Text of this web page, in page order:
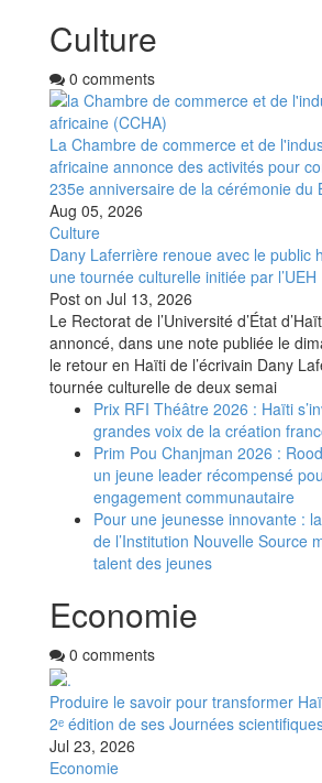
Culture
0 comments
La Chambre de commerce et de
africaine annonce des activités pour
235e anniversaire de la cérémonie du
Aug 05, 2026
Culture
Dany Laferrière renoue avec le public
une tournée culturelle initiée par l’UEH
Post on Jul 13, 2026
Le Rectorat de l’Université d’État
annoncé, dans une note publiée le
le retour en Haïti de l’écrivain Dany
tournée culturelle de deux semai
Prix RFI Théâtre 2026 : Haïti
grandes voix de la création
Prim Pou Chanjman 2026 :
un jeune leader récompensé
engagement communautaire
Pour une jeunesse innovante :
de l’Institution Nouvelle Source
talent des jeunes
Economie
0 comments
Produire le savoir pour transformer
2ᵉ édition de ses Journées
Jul 23, 2026
Economie